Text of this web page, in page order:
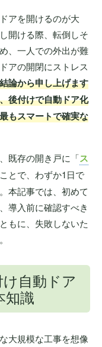
アを開けるのが大
開ける際、転倒しそ
、一人での外出が難
アの開閉にストレス
結論から申し上げます
後付けで自動ドア化
もスマートで確実な
既存の開き戸に「ス
とで、わずか1日で
本記事では、初めて
導入前に確認すべき
もに、失敗しないた
自動ドア
知識
大規模な工事を想像